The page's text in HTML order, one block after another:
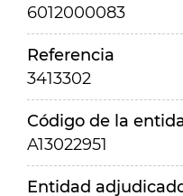
6012000083
Referencia
3413302
Código de la
A13022951
Entidad